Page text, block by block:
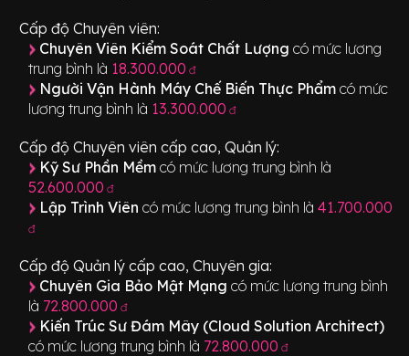
Cấp độ Chuyên viên:
Chuyên Viên Kiểm Soát Chất Lượngcó mức lương
trung bình là 18.300.000 đ
Người Vận Hành Máy Chế Biến Thực Phẩmcó mức
lương trung bình là 13.300.000 đ
Cấp độ Chuyên viên cấp cao, Quản lý:
Kỹ Sư Phần Mềmcó mức lương trung bình là
52.600.000 đ
Lập Trình Viêncó mức lương trung bình là41.700.000
đ
Cấp độ Quản lý cấp cao, Chuyên gia:
Chuyên Gia Bảo Mật Mạngcó mức lương trung bình
là 72.800.000 đ
Kiến Trúc Sư Đám Mây (Cloud Solution Architect)
có mức lương trung bình là 72.800.000 đ